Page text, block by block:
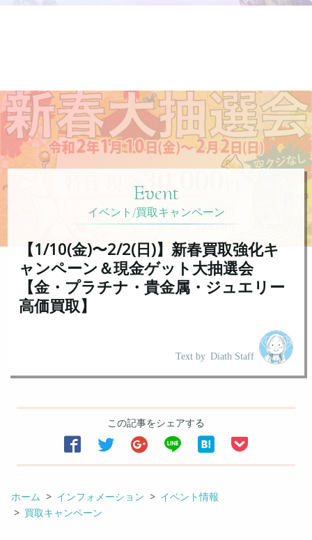
Event
イベント/買取キャンペーン
【1/10(金)〜2/2(日)】新春買取強化キ
ャンペーン＆現金ゲット大抽選会
【金・プラチナ・貴金属・ジュエリー
高価買取】
Text by Diath Staff
この記事をシェアする
     
ホーム インフォメーション
イベント情報
買取キャンペーン